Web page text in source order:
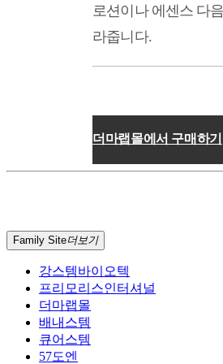
로션이나 에센스 다
라줍니다.
더마랩몰에서 구매하기
Family Site더보기
강스템바이오텍
프리모리스인터셔널
더마랩몰
배내스템
큐어스템
57도엔